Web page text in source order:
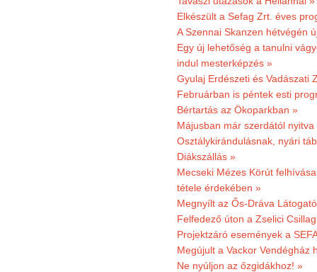
Elkészült a Sefag Zrt. éves
A Szennai Skanzen hétvégén
Egy új lehetőség a tanulni
indul mesterképzés »
Gyulaj Erdészeti és Vadászati
Februárban is péntek esti
Bértartás az Ökoparkban »
Májusban már szerdától
Osztálykirándulásnak, nyári
Diákszállás »
Mecseki Mézes Körút
tétele érdekében »
Megnyílt az Ős-Dráva
Felfedező úton a Zselici
Projektzáró események a
Megújult a Vackor Vendégház
Ne nyúljon az őzgidákhoz! »